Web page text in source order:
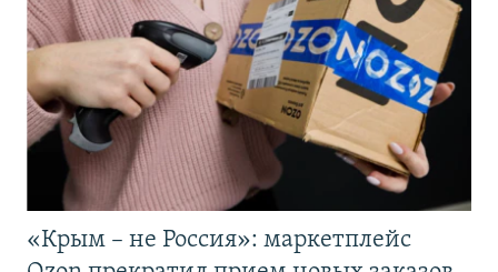
«Крым – не Россия»: маркетплейс